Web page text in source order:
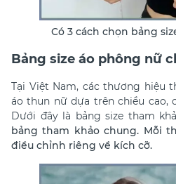
Có 3 cách chọn bảng
Bảng size áo phông nữ
Tại Việt Nam, các thương hiệu
áo thun nữ dựa trên chiều cao,
Dưới đây là bảng size tham
bảng tham khảo chung. Mỗi
điều chỉnh riêng về kích cỡ.